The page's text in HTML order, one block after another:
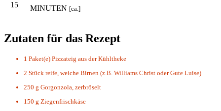
15 MINUTEN [ca.]
Zutaten für das Rezept
1 Paket(e) Pizzateig aus der Kühltheke
2 Stück reife, weiche Birnen (z.B. Williams Christ oder Gute Luise)
250 g Gorgonzola, zerbröselt
150 g Ziegenfrischkäse